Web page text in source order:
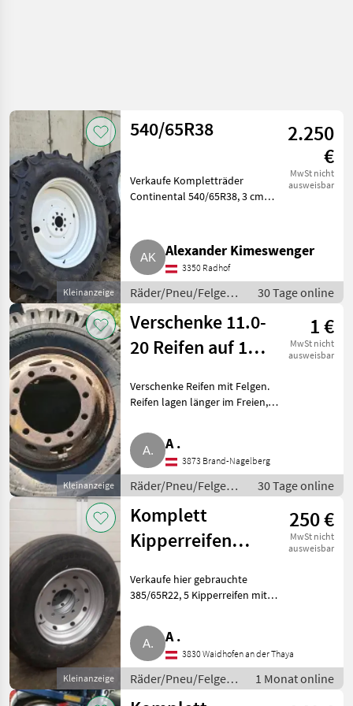
Kleinanzeige
540/65R38
2.250
€
MwSt nicht
ausweisbar
Verkaufe Kompletträder
Continental 540/65R38, 3 cm
Räder/Pneu/Felgen
KompletträderAlexander Kimeswenger
3350 Radhof
Räder/Pneu/Felgen /
Kompletträder
30 Tage online
Kleinanzeige
Verschenke 11.0-
20 Reifen auf 10-
1 €
MwSt nicht
ausweisbar
Verschenke Reifen mit Felgen.
Reifen lagen länger im Freien,
VB. 2 Stk. zusammen € 10, -.
Zustand Reifen und Felgen laut
Fotos. Räder/P
A .
3873 Brand-Nagelberg
Räder/Pneu/Felgen /
Kompletträder
30 Tage online
Kleinanzeige
Komplett
Kipperreifen
Loch ET0
250 €
MwSt nicht
ausweisbar
Verkaufe hier gebrauchte
385/65R22, 5 Kipperreifen mit
zum Umrüsten von 20 Zoll auf
22, 5. Mitten- und
bolzenzentriert. Preis pro Stk..
A .
3830 Waidhofen an der Thaya
Räder/Pneu/Felgen /
Kompletträder
1 Monat online